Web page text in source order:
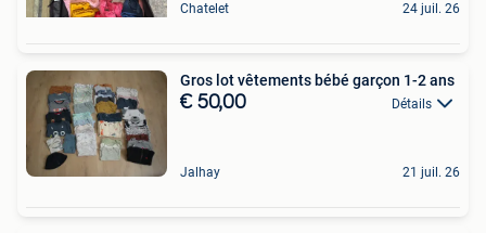
Chatelet 24 juil. 26
Gros lot vêtements bébé garçon 1-2 ans
€ 50,00 Détails
Jalhay 21 juil. 26